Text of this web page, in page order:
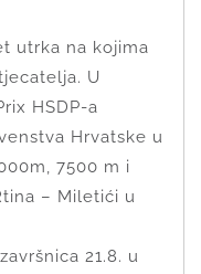
utrka na kojima
U
HSDP-a
Hrvatske u
7500 m i
– Miletići u
21.8. u